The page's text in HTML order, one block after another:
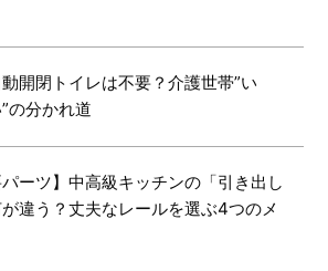
動開閉トイレは不要？介護世帯”い
の分かれ道
パーツ】中高級キッチンの「引き出し
違う？丈夫なレールを選ぶ4つのメ